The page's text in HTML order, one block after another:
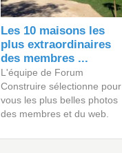
Les 10 maisons les
plus extraordinaires
des membres ...
L'équipe de Forum
Construire sélectionne pour
vous les plus belles photos
des membres et du web.